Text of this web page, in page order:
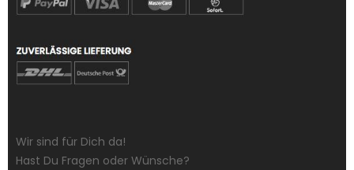
Wir sind für Dich da!
Hast Du Fragen oder Wünsche?